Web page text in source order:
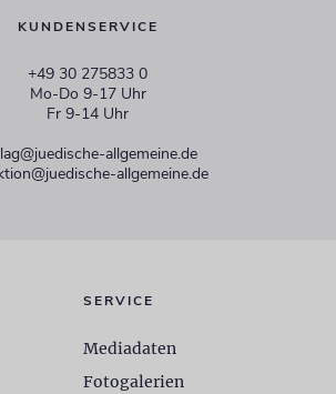
KUNDENSERVICE
+49 30 275833 0
Mo-Do 9-17 Uhr
Fr 9-14 Uhr
allgemeine.de
allgemeine.de
SERVICE
Mediadaten
Fotogalerien